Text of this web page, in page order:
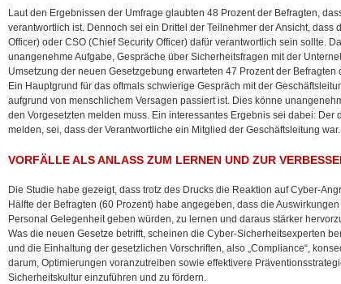
Laut den Ergebnissen der Umfrage glaubten 48 Prozent der Befragten,
verantwortlich ist. Dennoch sei ein Drittel der Teilnehmer der Ansicht, dass
Officer) oder CSO (Chief Security Officer) dafür verantwortlich sein sollte.
unangenehme Aufgabe, Gespräche über Sicherheitsfragen mit der
Umsetzung der neuen Gesetzgebung erwarteten 47 Prozent der Befragten
Ein Hauptgrund für das oftmals schwierige Gespräch mit der
aufgrund von menschlichem Versagen passiert ist. Dies könne
den Vorgesetzten melden muss. Ein interessantes Ergebnis sei dabei: Der
melden, sei, dass der Verantwortliche ein Mitglied der Geschäftsleitung war.
VORFÄLLE ALS ANLASS ZUM LERNEN UND ZUR
Die Studie habe gezeigt, dass trotz des Drucks die Reaktion auf Cyber-
Hälfte der Befragten (60 Prozent) habe angegeben, dass die
Personal Gelegenheit geben würden, zu lernen und daraus stärker
Was die neuen Gesetze betrifft, scheinen die Cyber-Sicherheitsexperten
und die Einhaltung der gesetzlichen Vorschriften, also „Compliance“,
darum, Optimierungen voranzutreiben sowie effektivere
Sicherheitskultur einzuführen und zu fördern.